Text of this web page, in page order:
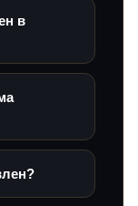
в